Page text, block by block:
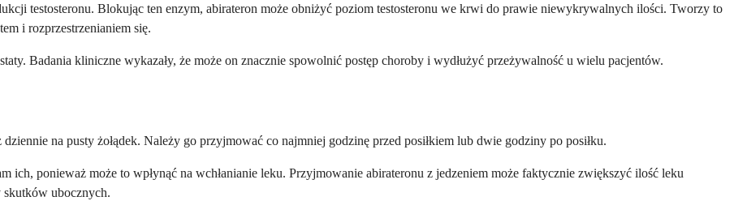
testosteronu. Blokując ten enzym, abirateron może obniżyć poziom testosteronu we krwi do prawie niewykrywalnych ilości. Tworzy to
i rozprzestrzenianiem się.
Badania kliniczne wykazały, że może on znacznie spowolnić postęp choroby i wydłużyć przeżywalność u wielu pacjentów.
na pusty żołądek. Należy go przyjmować co najmniej godzinę przed posiłkiem lub dwie godziny po posiłku.
ich, ponieważ może to wpłynąć na wchłanianie leku. Przyjmowanie abirateronu z jedzeniem może faktycznie zwiększyć ilość leku
skutków ubocznych.